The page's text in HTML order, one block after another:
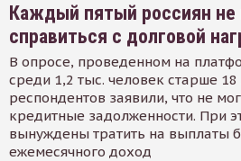
Каждый пятый россиян
справиться с долговой
В опросе, проведенном на
среди 1,2 тыс. человек старше 18
респондентов заявили, что не
кредитные задолженности. При
вынуждены тратить на выплаты
ежемесячного доход